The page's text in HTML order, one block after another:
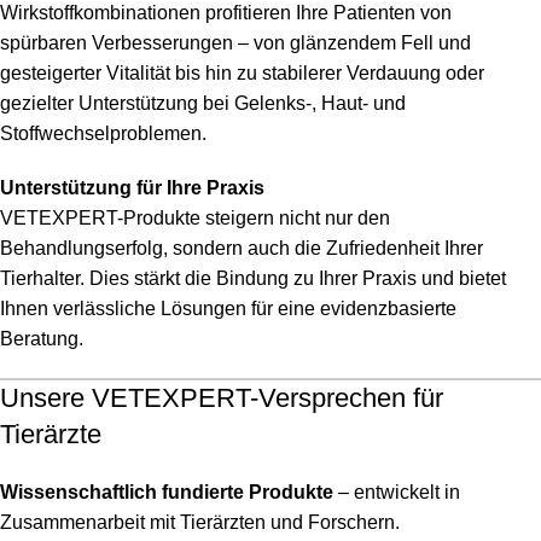
Wirkstoffkombinationen profitieren Ihre Patienten von
spürbaren Verbesserungen – von glänzendem Fell und
gesteigerter Vitalität bis hin zu stabilerer Verdauung oder
gezielter Unterstützung bei Gelenks-, Haut- und
Stoffwechselproblemen.
Unterstützung für Ihre Praxis
VETEXPERT-Produkte steigern nicht nur den
Behandlungserfolg, sondern auch die Zufriedenheit Ihrer
Tierhalter. Dies stärkt die Bindung zu Ihrer Praxis und bietet
Ihnen verlässliche Lösungen für eine evidenzbasierte
Beratung.
Unsere VETEXPERT-Versprechen für
Tierärzte
Wissenschaftlich fundierte Produkte – entwickelt in
Zusammenarbeit mit Tierärzten und Forschern.